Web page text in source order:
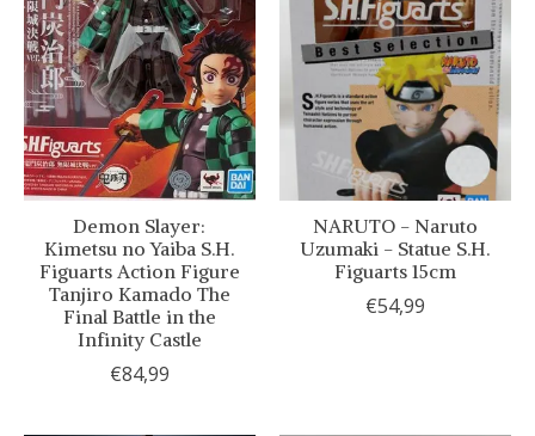
Demon Slayer:
Kimetsu no Yaiba S.H.
Figuarts Action Figure
Tanjiro Kamado The
Final Battle in the
Infinity Castle
€84,99
NARUTO - Naruto
Uzumaki - Statue S.H.
Figuarts 15cm
€54,99